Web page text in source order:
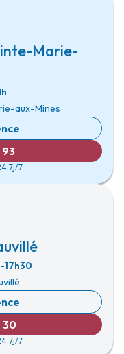
Marie-
aux-Mines
93
7j/7
17h30
30
7j/7